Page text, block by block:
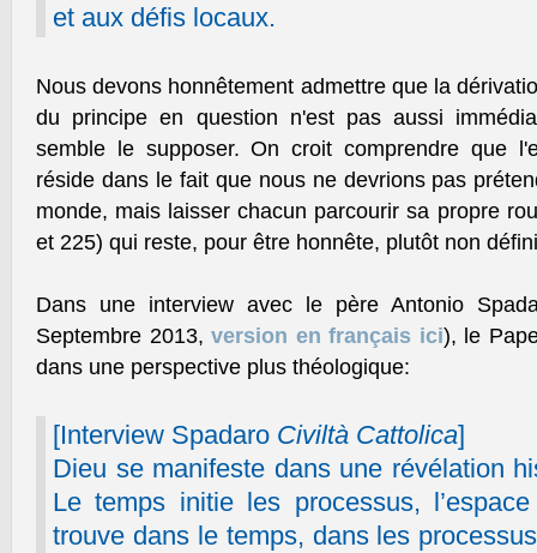
et aux défis locaux.
Nous devons honnêtement admettre que la
du principe en question n'est pas aussi
semble le supposer. On croit comprendre que
réside dans le fait que nous ne devrions pas
monde, mais laisser chacun parcourir sa propre
et 225) qui reste, pour être honnête, plutôt non
Dans une interview avec le père Antonio
Septembre 2013,version en français ici), le
dans une perspective plus théologique:
[Interview Spadaro Civiltà Cattolica]
Dieu se manifeste dans une révélation
Le temps initie les processus,
trouve dans le temps, dans les